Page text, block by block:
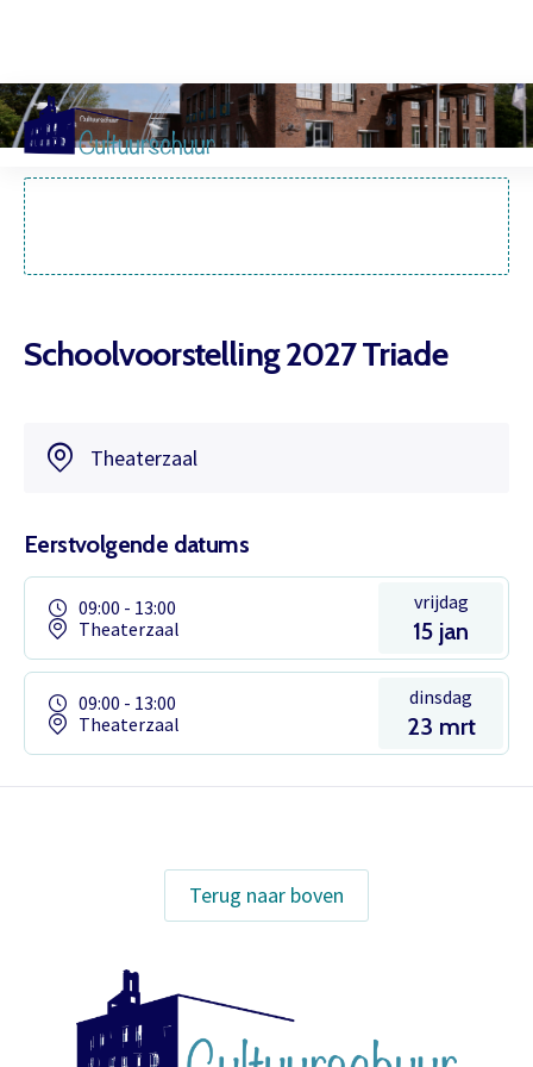
Schoolvoorstelling 2027 Triade
Theaterzaal
Eerstvolgende datums
09:00 - 13:00
Theaterzaal
vrijdag
15 jan
09:00 - 13:00
Theaterzaal
dinsdag
23 mrt
Terug naar boven